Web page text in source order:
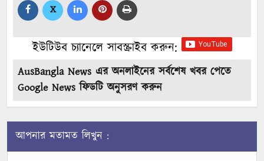
X
ইউটিউব চ্যানেলে সাবস্ক্রাইব করুন:
AusBangla News এর অনলাইনের সর্বশেষ খবর পেতে
Google News ফিডটি অনুসরণ করুন
আপনার মতামত লিখুন :